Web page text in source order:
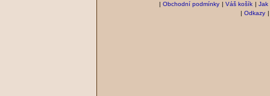
| Obchodní podmínky | Váš košík | Jak
| Odkazy